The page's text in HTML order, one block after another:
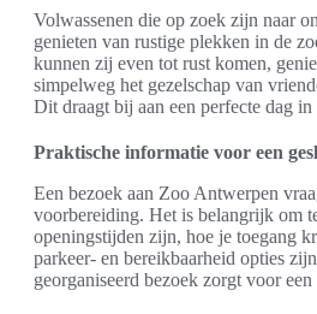
Volwassenen die op zoek zijn naar
genieten van rustige plekken in de
kunnen zij even tot rust komen,
simpelweg het gezelschap van
Dit draagt bij aan een perfecte dag in
Praktische informatie voor een
Een bezoek aan Zoo Antwerpen
voorbereiding. Het is belangrijk om
openingstijden zijn, hoe je toegang
parkeer- en bereikbaarheid opties
georganiseerd bezoek zorgt voor